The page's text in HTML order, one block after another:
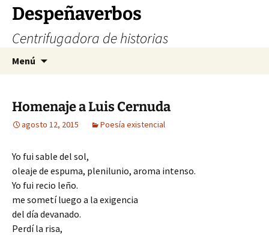
Saltar
contenido
Despeñaverbos
Centrifugadora de historias
Menú
Homenaje a Luis Cernuda
agosto 12, 2015 Poesía existencial
Yo fui sable del sol,
oleaje de espuma, plenilunio, aroma intenso.
Yo fui recio leño.
me sometí luego a la exigencia
del día devanado.
Perdí la risa,